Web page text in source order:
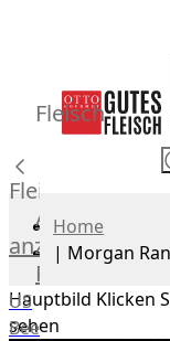
Fleisch
Fleisch
Alle
anzeigen
Rind
US
Beef
Home
| Morgan
Hauptbild Klicken
sehen